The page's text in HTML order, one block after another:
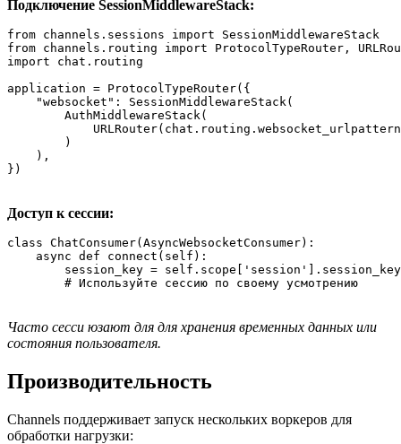
Подключение SessionMiddlewareStack:
from channels.sessions import SessionMiddlewareStack
from channels.routing import ProtocolTypeRouter,
import chat.routing
application = ProtocolTypeRouter({
    "websocket": SessionMiddlewareStack(
        AuthMiddlewareStack(
        )
    ),
})
Доступ к сессии:
class ChatConsumer(AsyncWebsocketConsumer):
    async def connect(self):
        session_key = self.scope['session'].session_key
        # Используйте сессию по своему усмотрению
Часто сесси юзают для для хранения временных данных или
состояния пользователя.
Производительность
Channels поддерживает запуск нескольких воркеров для
обработки нагрузки: